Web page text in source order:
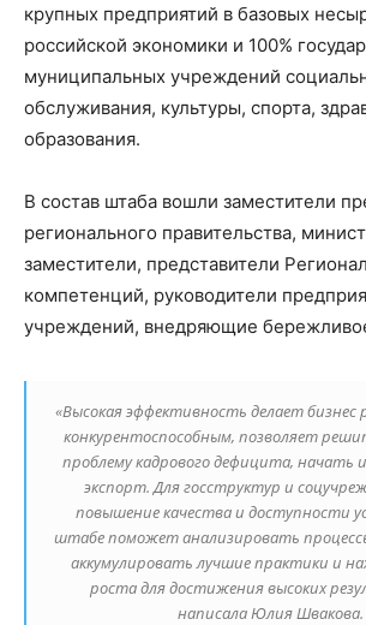
крупных предприятий в базовых
российской экономики и 100%
муниципальных учреждений
обслуживания, культуры, спорта,
образования.
В состав штаба вошли заместители
регионального правительства,
заместители, представители
компетенций, руководители
учреждений, внедряющие
«Высокая эффективность делает
конкурентоспособным, позволяет
проблему кадрового дефицита, начать
экспорт. Для госструктур и
повышение качества и доступности
штабе поможет анализировать
аккумулировать лучшие практики и
роста для достижения высоких
написала Юлия Швакова.